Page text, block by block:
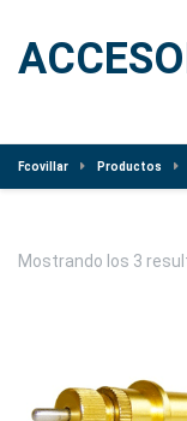
Fcovillar Productos
Mostrando los 3